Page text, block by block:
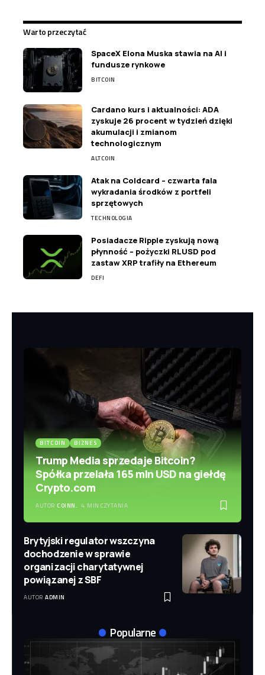
Warto przeczytać
SpaceX Elona Muska stawia na AI i
fundusze rynkowe
BITCOIN
Cardano kurs i aktualności: ADA
zyskuje 26 procent w tydzień dzięki
akumulacji i zmianom
technologicznym
ALTCOIN
Atak na Coldcard – czwarta fala
wykradania środków z portfeli
sprzętowych
TECHNOLOGIA
Posiadacze Ripple zyskują nową
płynność – pożyczki RLUSD pod
zastaw XRP trafiły na Ethereum
DEFI
BITCOIN BIZNES
Trump Media sprzedaje Bitcoin?
Spółka przelała 165 mln USD na giełdę
Crypto.com
AUTOR COINN. 4 MIN CZYTANIA
Brytyjski regulator wszczyna
dochodzenie w sprawie
organizacji charytatywnej
powiązanej z SBF
AUTOR ADMIN
Popularne